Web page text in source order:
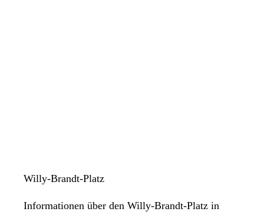
Willy-Brandt-Platz
Informationen über den Willy-Brandt-Platz in